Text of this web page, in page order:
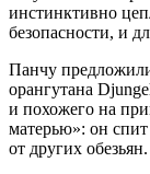
инстинктивно
безопасности, и
Панчу
орангутана
и похожего на
матерью»: он
от других обезьян.